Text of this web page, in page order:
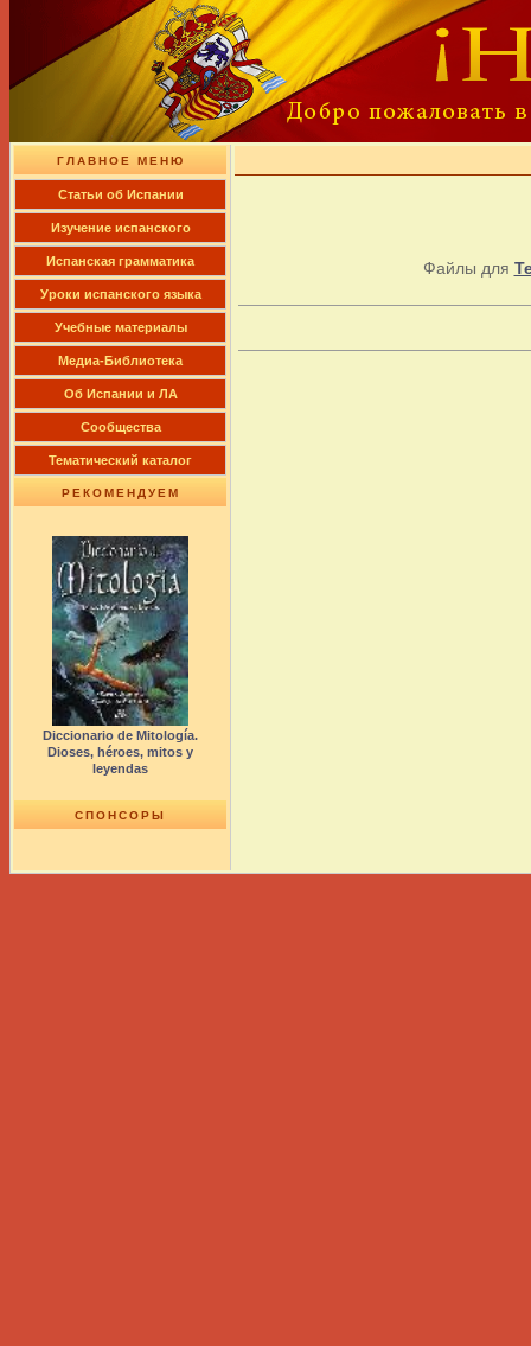
ГЛАВНОЕ МЕНЮ
Cтатьи об Испании
Изучение испанского
Испанская грамматика
Уроки испанского языка
Учебные материалы
Медиа-Библиотека
Об Испании и ЛА
Сообщества
Тематический каталог
РЕКОМЕНДУЕМ
Diccionario de Mitología.
Dioses, héroes, mitos y
leyendas
СПОНСОРЫ
Файлы для